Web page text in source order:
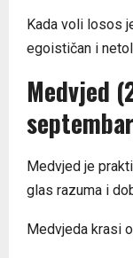
Kada voli losos
egoističan i
Medvjed
Medvjed je
glas razuma i
Medvjeda krasi